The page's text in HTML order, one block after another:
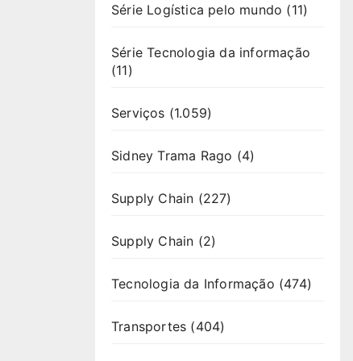
Série Logística pelo mundo (11)
Série Tecnologia da informação
(11)
Serviços (1.059)
Sidney Trama Rago (4)
Supply Chain (227)
Supply Chain (2)
Tecnologia da Informação (474)
Transportes (404)